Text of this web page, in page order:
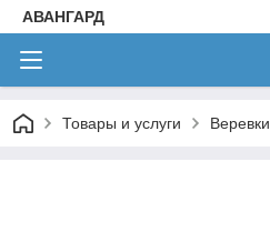
АВАНГАРД
Товары и услуги